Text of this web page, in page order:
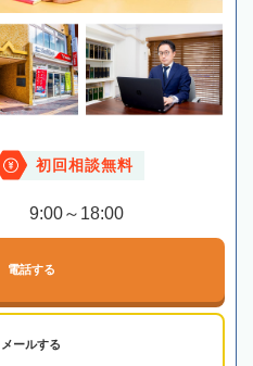
初回相談無料
9:00～18:00
電話する
メールする